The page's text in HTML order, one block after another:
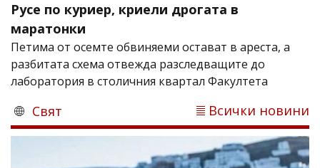
Русе по куриер, криели дрогата в
маратонки
Петима от осемте обвиняеми остават в ареста, а
разбитата схема отвежда разследващите до
лаборатория в столичния квартал Факултета
Свят Всички новини